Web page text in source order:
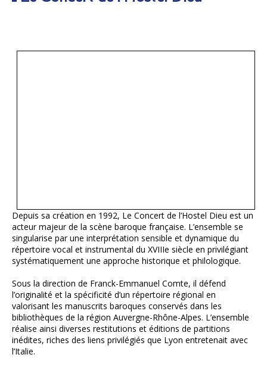
Depuis sa création en 1992, Le Concert de l’Hostel Dieu est un
acteur majeur de la scène baroque française. L’ensemble se
singularise par une interprétation sensible et dynamique du
répertoire vocal et instrumental du XVIIIe siècle en privilégiant
systématiquement une approche historique et philologique.
Sous la direction de Franck-Emmanuel Comte, il défend
l’originalité et la spécificité d’un répertoire régional en
valorisant les manuscrits baroques conservés dans les
bibliothèques de la région Auvergne-Rhône-Alpes. L’ensemble
réalise ainsi diverses restitutions et éditions de partitions
inédites, riches des liens privilégiés que Lyon entretenait avec
l’Italie.